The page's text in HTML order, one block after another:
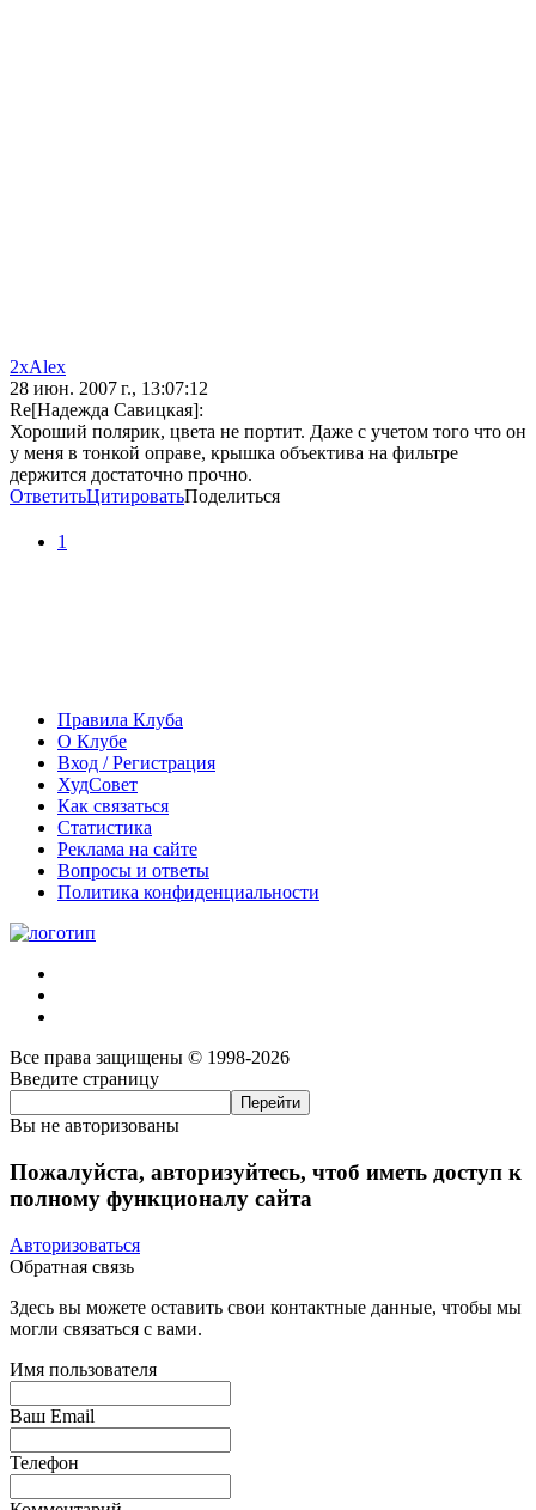
2xAlex
28 июн. 2007 г., 13:07:12
Re[Надежда Савицкая]:
Хороший полярик, цвета не портит. Даже с учетом того что он
у меня в тонкой оправе, крышка объектива на фильтре
держится достаточно прочно.
ОтветитьЦитироватьПоделиться
1
Правила Клуба
О Клубе
Вход / Регистрация
ХудСовет
Как связаться
Статистика
Реклама на сайте
Вопросы и ответы
Политика конфиденциальности
Все права защищены © 1998-2026
Введите страницу
Вы не авторизованы
Пожалуйста, авторизуйтесь, чтоб иметь доступ к
полному функционалу сайта
Авторизоваться
Обратная связь
Здесь вы можете оставить свои контактные данные, чтобы мы
могли связаться с вами.
Имя пользователя
Ваш Email
Телефон